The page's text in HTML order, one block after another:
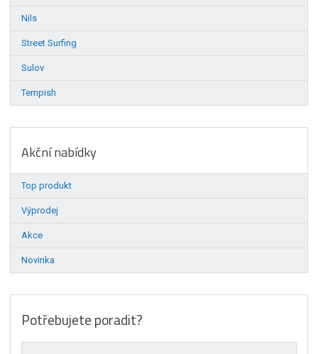
Nils
Street Surfing
Sulov
Tempish
Akční nabídky
Top produkt
Výprodej
Akce
Novinka
Potřebujete poradit?